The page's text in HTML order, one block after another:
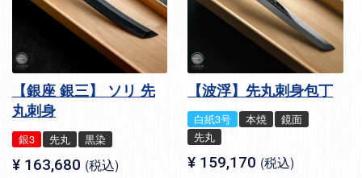
【銀座 銀三】 ソリ 先
丸刺身
銀3 先丸 黒染
¥ 163,680 税込
【波浮】先丸刺身包丁
白紙3号 本焼
鏡面
先丸
¥ 159,170 税込